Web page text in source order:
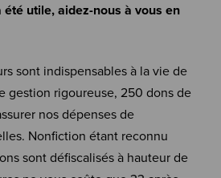
utile, aidez-nous à vous en
sont indispensables à la vie de
gestion rigoureuse, 250 dons de
nos dépenses de
Nonfiction étant reconnu
sont défiscalisés à hauteur de